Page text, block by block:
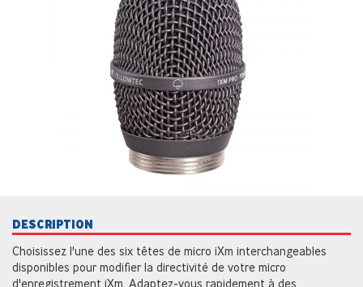
DESCRIPTION
Choisissez l'une des six têtes de micro iXm interchangeables
disponibles pour modifier la directivité de votre micro
d'enregistrement iXm. Adaptez-vous rapidement à des